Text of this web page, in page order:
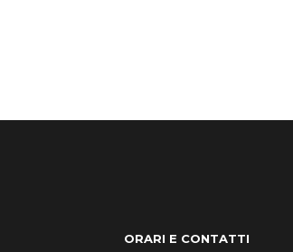
ORARI E CONTATTI